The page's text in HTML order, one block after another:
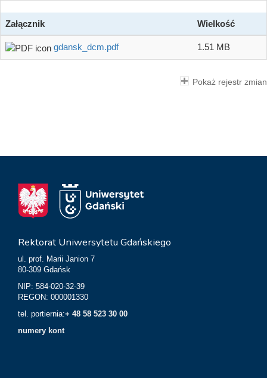
Załącznik Wielkość
gdansk_dcm.pdf 1.51 MB
Pokaż rejestr zmian
Rektorat Uniwersytetu Gdańskiego
ul. prof. Marii Janion 7
80-309 Gdańsk
NIP: 584-020-32-39
REGON: 000001330
tel. portiernia:+ 48 58 523 30 00
numery kont